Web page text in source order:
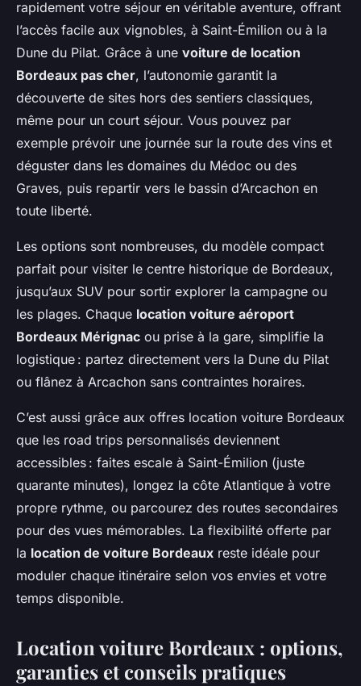
rapidement votre séjour en véritable aventure, offrant
l’accès facile aux vignobles, à Saint-Émilion ou à la
Dune du Pilat. Grâce à une voiture de location
Bordeaux pas cher, l’autonomie garantit la
découverte de sites hors des sentiers classiques,
même pour un court séjour. Vous pouvez par
exemple prévoir une journée sur la route des vins et
déguster dans les domaines du Médoc ou des
Graves, puis repartir vers le bassin d’Arcachon en
toute liberté.
Les options sont nombreuses, du modèle compact
parfait pour visiter le centre historique de Bordeaux,
jusqu’aux SUV pour sortir explorer la campagne ou
les plages. Chaque location voiture aéroport
Bordeaux Mérignac ou prise à la gare, simplifie la
logistique : partez directement vers la Dune du Pilat
ou flânez à Arcachon sans contraintes horaires.
C’est aussi grâce aux offres location voiture Bordeaux
que les road trips personnalisés deviennent
accessibles : faites escale à Saint-Émilion (juste
quarante minutes), longez la côte Atlantique à votre
propre rythme, ou parcourez des routes secondaires
pour des vues mémorables. La flexibilité offerte par
la location de voiture Bordeaux reste idéale pour
moduler chaque itinéraire selon vos envies et votre
temps disponible.
Location voiture Bordeaux : options,
garanties et conseils pratiques